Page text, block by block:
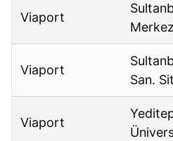
Viaport
Merkez
Viaport
San.
Viaport